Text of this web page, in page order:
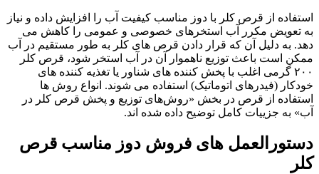
استفاده از قرص کلر با دوز مناسب کیفیت آب را افزایش داده و نیاز
به تعویض مکرر آب استخرهای خصوصی و عمومی را کاهش می‌
دهد. به دلیل آن که قرار دادن قرص‌ های کلر به طور مستقیم در آب
ممکن است باعث توزیع ناهموار آن در آب استخر شود، قرص‌ کلر
۲۰۰ گرمی اغلب با پخش‌ کننده‌ های شناور یا تغذیه‌ کننده‌ های
خودکار (فیدرهای اتوماتیک) استفاده می‌ شوند. انواع روش ها
استفاده از قرص در بخش «روش‌های توزیع و پخش قرص کلر در
آب» به جزییات کامل توضیح داده شده اند.
دستورالعمل‌ های فروش دوز مناسب قرص
کلر